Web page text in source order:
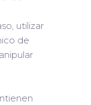
utilizar
de